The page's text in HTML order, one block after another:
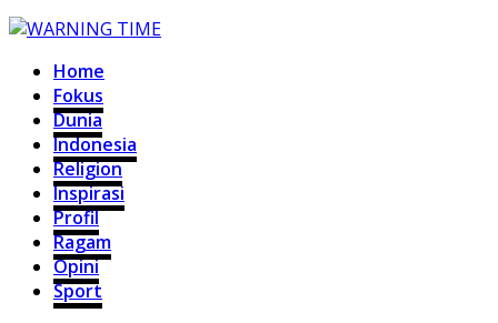
Home
Fokus
Dunia
Indonesia
Religion
Inspirasi
Profil
Ragam
Opini
Sport